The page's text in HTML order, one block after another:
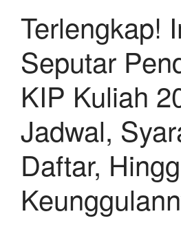
Terlengkap!
Seputar
KIP Kuliah
Jadwal,
Daftar,